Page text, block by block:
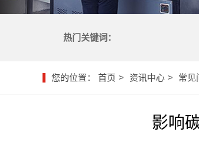
热门关键词：
您的位置： 首页 资讯中心 常见
影响